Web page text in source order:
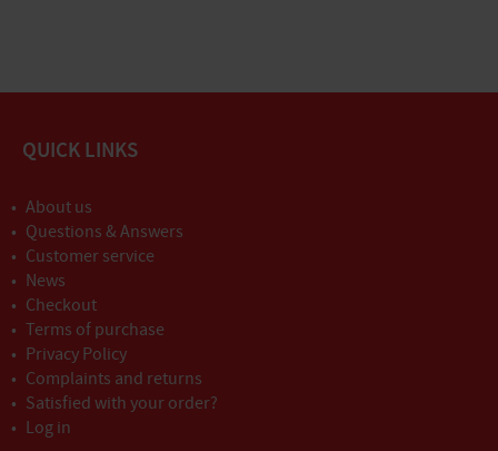
QUICK LINKS
About us
Questions & Answers
Customer service
News
Checkout
Terms of purchase
Privacy Policy
Complaints and returns
Satisfied with your order?
Log in